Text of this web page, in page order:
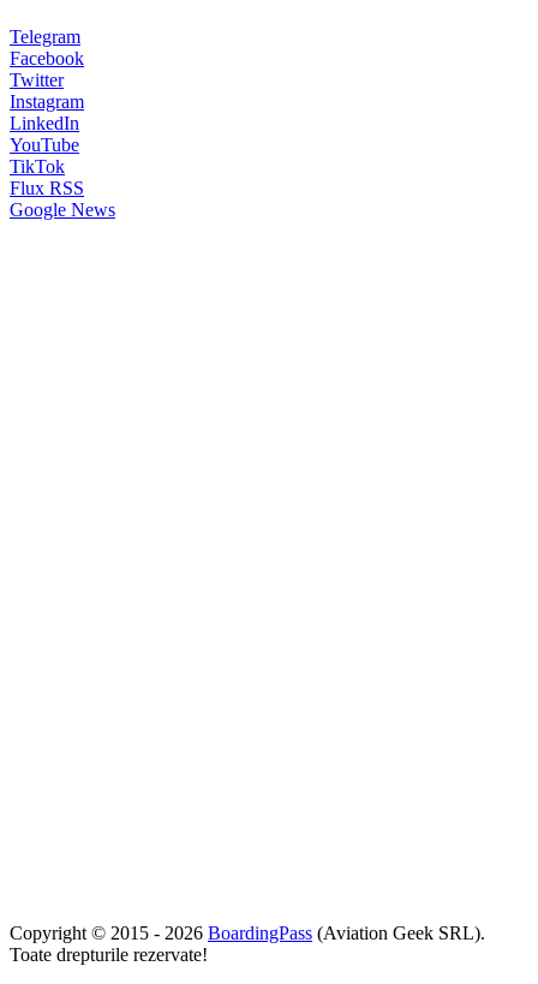
Telegram
Facebook
Twitter
Instagram
LinkedIn
YouTube
TikTok
Flux RSS
Google News
Copyright © 2015 - 2026 BoardingPass (Aviation Geek SRL).
Toate drepturile rezervate!